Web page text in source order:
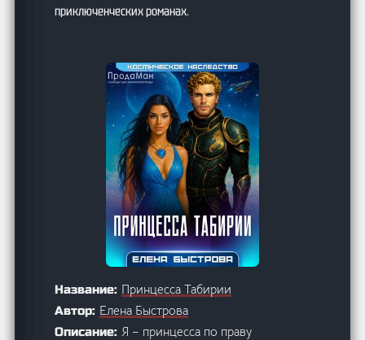
приключенческих романах.
Название: Принцесса Табирии
Автор: Елена Быстрова
Описание:Я – принцесса по праву